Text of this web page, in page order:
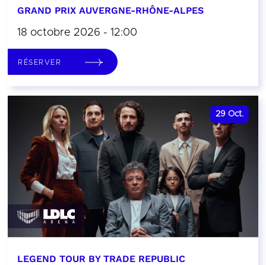
GRAND PRIX AUVERGNE-RHÔNE-ALPES
18 octobre 2026 - 12:00
RÉSERVER
29 Oct.
LEGEND TOUR BY TRADE REPUBLIC